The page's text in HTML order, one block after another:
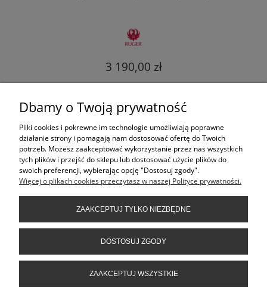
3 190,00 zł
« 1 2 3 4 5 ... 18 »
KONTAKT
INFORMACJE
POMOC
Dbamy o Twoją prywatność
Pliki cookies i pokrewne im technologie umożliwiają poprawne
działanie strony i pomagają nam dostosować ofertę do Twoich
potrzeb. Możesz zaakceptować wykorzystanie przez nas wszystkich
tych plików i przejść do sklepu lub dostosować użycie plików do
swoich preferencji, wybierając opcję "Dostosuj zgody".
Więcej o plikach cookies przeczytasz w naszej Polityce prywatności.
ZAAKCEPTUJ TYLKO NIEZBĘDNE
DOSTOSUJ ZGODY
ZAAKCEPTUJ WSZYSTKIE